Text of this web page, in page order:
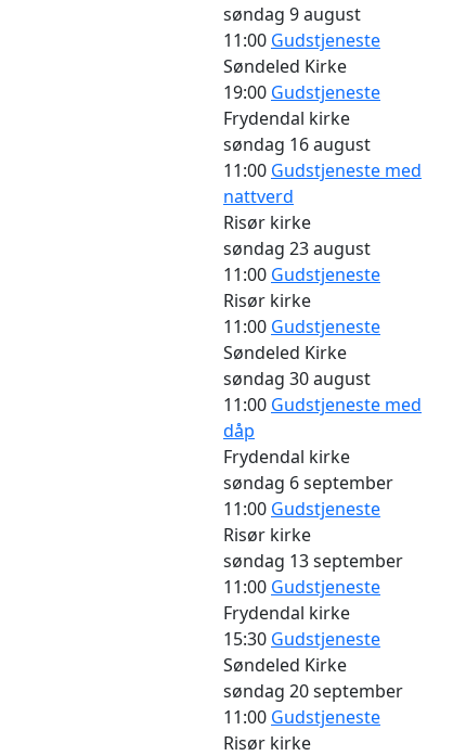
søndag 9 august
11:00 Gudstjeneste
Søndeled Kirke
19:00 Gudstjeneste
Frydendal kirke
søndag 16 august
11:00 Gudstjeneste med
nattverd
Risør kirke
søndag 23 august
11:00 Gudstjeneste
Risør kirke
11:00 Gudstjeneste
Søndeled Kirke
søndag 30 august
11:00 Gudstjeneste med
dåp
Frydendal kirke
søndag 6 september
11:00 Gudstjeneste
Risør kirke
søndag 13 september
11:00 Gudstjeneste
Frydendal kirke
15:30 Gudstjeneste
Søndeled Kirke
søndag 20 september
11:00 Gudstjeneste
Risør kirke